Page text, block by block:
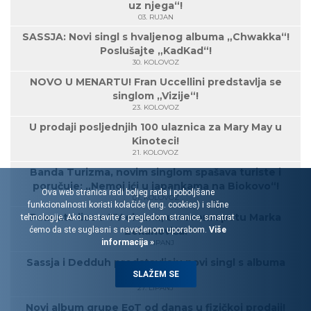
uz njega“!
03. RUJAN
SASSJA: Novi singl s hvaljenog albuma „Chwakka“!
Poslušajte „KadKad“!
30. KOLOVOZ
NOVO U MENARTU! Fran Uccellini predstavlja se
singlom „Vizije“!
23. KOLOVOZ
U prodaji posljednjih 100 ulaznica za Mary May u
Kinoteci!
21. KOLOVOZ
Banda Turizma, novim singlom spašava turiste i
poručuje: „Nemoj ići u japankama na Biokovo“!
07. KOLOVOZ
Poznato lice s TV ekrana, u novom spotu Marka
Zekanovića!
28. LIPANJ
Sassja i Dedduh predstavljaju novi singl s albuma
„Chwakka“!
27. LIPANJ
Novi album grupe EoT od danas u fizičkoj prodaji!
Ova web stranica radi boljeg rada i poboljšane
funkcionalnosti koristi kolačiće (eng. cookies) i slične
tehnologije. Ako nastavite s pregledom stranice, smatrat
ćemo da ste suglasni s navedenom uporabom. Više
informacija »
SLAŽEM SE